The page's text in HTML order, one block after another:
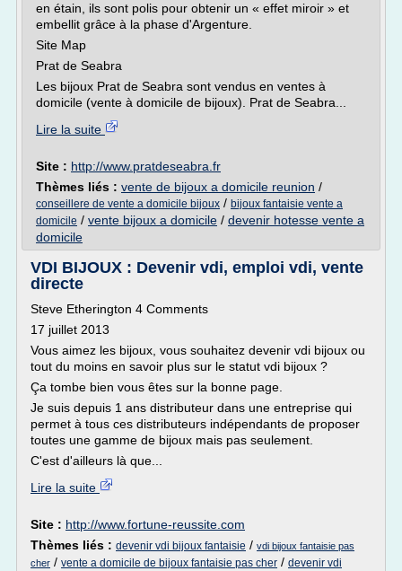
en étain, ils sont polis pour obtenir un « effet miroir » et
embellit grâce à la phase d'Argenture.
Site Map
Prat de Seabra
Les bijoux Prat de Seabra sont vendus en ventes à
domicile (vente à domicile de bijoux). Prat de Seabra...
Lire la suite
Site : http://www.pratdeseabra.fr
Thèmes liés : vente de bijoux a domicile reunion /
conseillere de vente a domicile bijoux / bijoux fantaisie vente a
domicile / vente bijoux a domicile / devenir hotesse vente a
domicile
VDI BIJOUX : Devenir vdi, emploi vdi, vente
directe
Steve Etherington 4 Comments
17 juillet 2013
Vous aimez les bijoux, vous souhaitez devenir vdi bijoux ou
tout du moins en savoir plus sur le statut vdi bijoux ?
Ça tombe bien vous êtes sur la bonne page.
Je suis depuis 1 ans distributeur dans une entreprise qui
permet à tous ces distributeurs indépendants de proposer
toutes une gamme de bijoux mais pas seulement.
C'est d'ailleurs là que...
Lire la suite
Site : http://www.fortune-reussite.com
Thèmes liés : devenir vdi bijoux fantaisie / vdi bijoux fantaisie pas
cher / vente a domicile de bijoux fantaisie pas cher / devenir vdi